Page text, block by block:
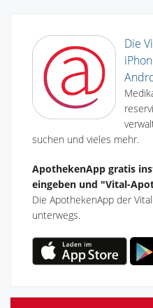
Die
suchen und vieles mehr.
ApothekenApp gratis
eingeben und "Vital-
Die ApothekenApp der
unterwegs.